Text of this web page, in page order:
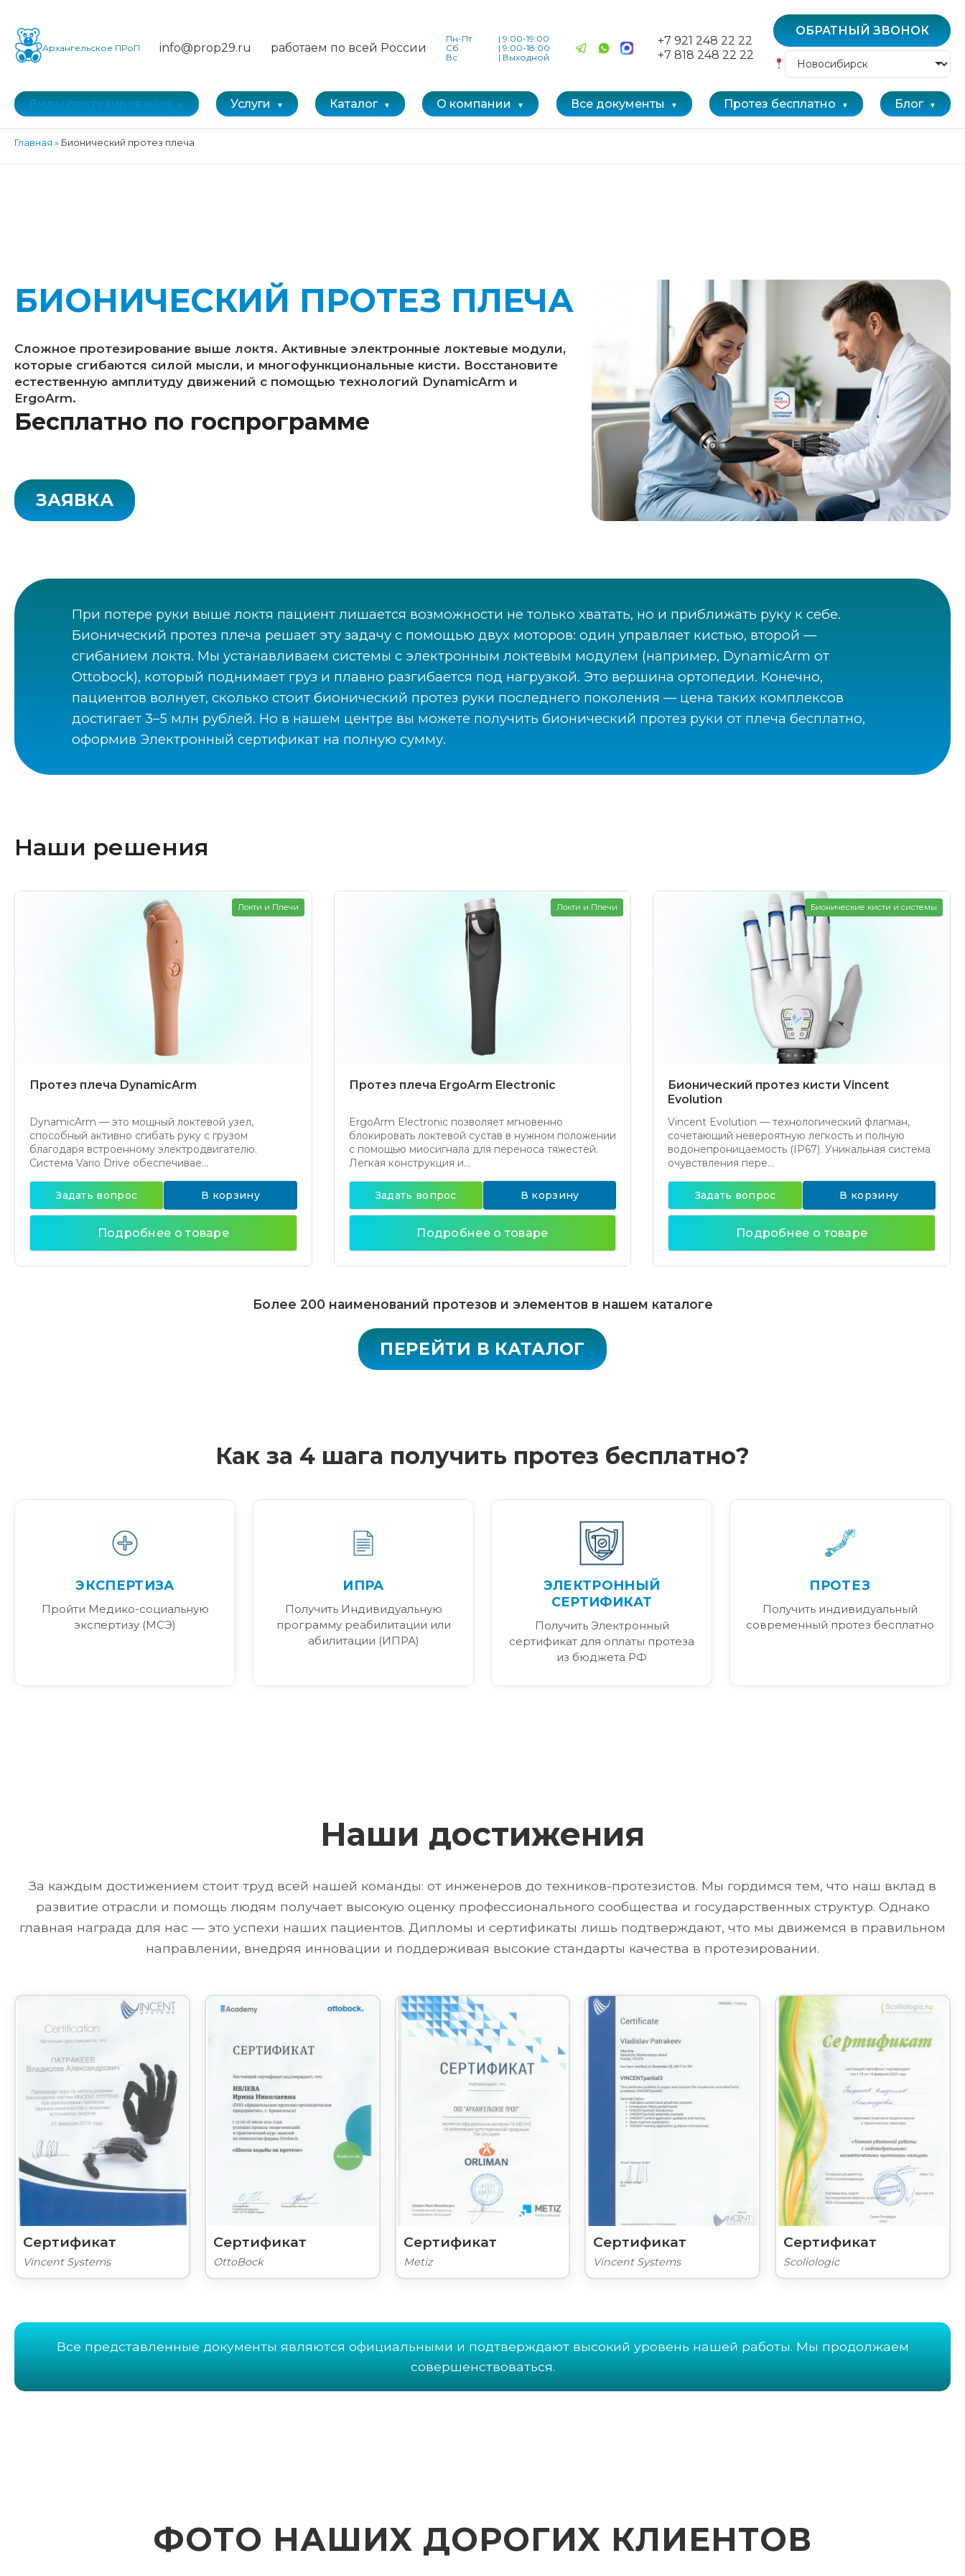
Архангельское ПРоП info@prop29.ru работаем по всей России
Пн-Пт | 9:00-19:00
Сб
| 9:00-18:00
Вс
| Выходной
+7 921 248 22 22
+7 818 248 22 22
ОБРАТНЫЙ ЗВОНОК
Виды протезирования Услуги Каталог О компании Все документы Протез бесплатно Блог
Главная » Бионический протез плеча
БИОНИЧЕСКИЙ ПРОТЕЗ ПЛЕЧА
Сложное протезирование выше локтя. Активные электронные локтевые модули,
которые сгибаются силой мысли, и многофункциональные кисти. Восстановите
естественную амплитуду движений с помощью технологий DynamicArm и
ErgoArm.
Бесплатно по госпрограмме
ЗАЯВКА
При потере руки выше локтя пациент лишается возможности не только хватать, но и приближать руку к себе.
Бионический протез плеча решает эту задачу с помощью двух моторов: один управляет кистью, второй —
сгибанием локтя. Мы устанавливаем системы с электронным локтевым модулем (например, DynamicArm от
Ottobock), который поднимает груз и плавно разгибается под нагрузкой. Это вершина ортопедии. Конечно,
пациентов волнует, сколько стоит бионический протез руки последнего поколения — цена таких комплексов
достигает 3–5 млн рублей. Но в нашем центре вы можете получить бионический протез руки от плеча бесплатно,
оформив Электронный сертификат на полную сумму.
Наши решения
Протез плеча DynamicArm
DynamicArm — это мощный локтевой узел,
способный активно сгибать руку с грузом
благодаря встроенному электродвигателю.
Система Vario Drive обеспечивае...
Локти и Плечи
Задать вопрос В корзину
Подробнее о товаре
Протез плеча ErgoArm Electronic
ErgoArm Electronic позволяет мгновенно
блокировать локтевой сустав в нужном положении
с помощью миосигнала для переноса тяжестей.
Легкая конструкция и...
Локти и Плечи
Задать вопрос В корзину
Подробнее о товаре
Бионический протез кисти Vincent
Evolution
Vincent Evolution — технологический флагман,
сочетающий невероятную легкость и полную
водонепроницаемость (IP67). Уникальная система
очувствления пере...
Бионические кисти и системы
Задать вопрос В корзину
Подробнее о товаре
Более 200 наименований протезов и элементов в нашем каталоге
ПЕРЕЙТИ В КАТАЛОГ
Как за 4 шага получить протез бесплатно?
ЭКСПЕРТИЗА
Пройти Медико-социальную
экспертизу (МСЭ)
ИПРА
Получить Индивидуальную
программу реабилитации или
абилитации (ИПРА)
ЭЛЕКТРОННЫЙ
СЕРТИФИКАТ
Получить Электронный
сертификат для оплаты протеза
из бюджета РФ
ПРОТЕЗ
Получить индивидуальный
современный протез бесплатно
Наши достижения
За каждым достижением стоит труд всей нашей команды: от инженеров до техников-протезистов. Мы гордимся тем, что наш вклад в
развитие отрасли и помощь людям получает высокую оценку профессионального сообщества и государственных структур. Однако
главная награда для нас — это успехи наших пациентов. Дипломы и сертификаты лишь подтверждают, что мы движемся в правильном
направлении, внедряя инновации и поддерживая высокие стандарты качества в протезировании.
Сертификат
Vincent Systems
Сертификат
OttoBock
Сертификат
Metiz
Сертификат
Vincent Systems
Сертификат
Scoliologic
Все представленные документы являются официальными и подтверждают высокий уровень нашей работы. Мы продолжаем
совершенствоваться.
ФОТО НАШИХ ДОРОГИХ КЛИЕНТОВ